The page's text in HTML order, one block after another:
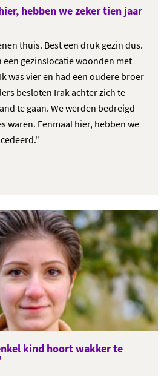
hebben we zeker tien jaar
thuis. Best een druk gezin dus.
een gezinslocatie woonden met
was vier en had een oudere broer
besloten Irak achter zich te
te gaan. We werden bedreigd
waren. Eenmaal hier, hebben we
kind hoort wakker te